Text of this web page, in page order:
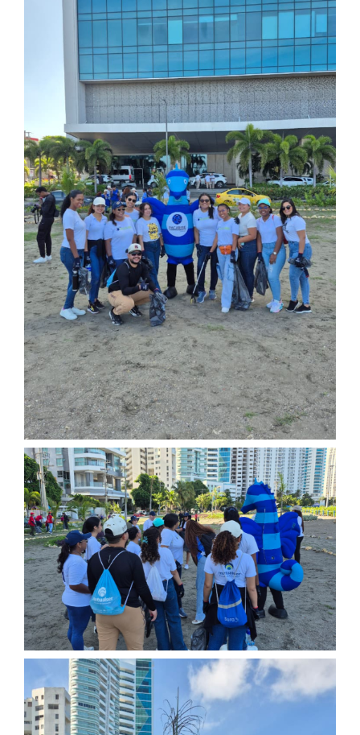
Participación social
SARLAFT/FPADM
Ley de transparencia
Nuestras sedes
Sala de prensa
Escríbenos tus PQRS